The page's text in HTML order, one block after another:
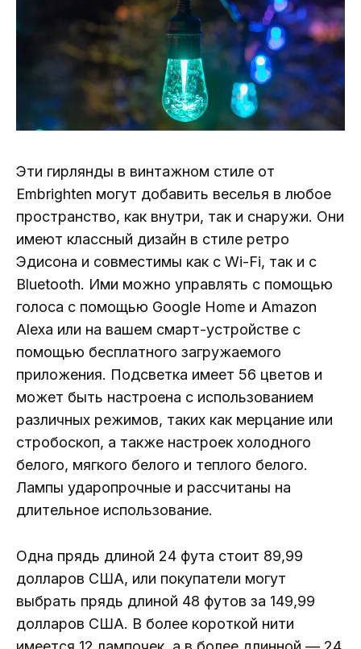
Эти гирлянды в винтажном стиле от
Embrighten могут добавить веселья в любое
пространство, как внутри, так и снаружи. Они
имеют классный дизайн в стиле ретро
Эдисона и совместимы как с Wi-Fi, так и с
Bluetooth. Ими можно управлять с помощью
голоса с помощью Google Home и Amazon
Alexa или на вашем смарт-устройстве с
помощью бесплатного загружаемого
приложения. Подсветка имеет 56 цветов и
может быть настроена с использованием
различных режимов, таких как мерцание или
стробоскоп, а также настроек холодного
белого, мягкого белого и теплого белого.
Лампы ударопрочные и рассчитаны на
длительное использование.
Одна прядь длиной 24 фута стоит 89,99
долларов США, или покупатели могут
выбрать прядь длиной 48 футов за 149,99
долларов США. В более короткой нити